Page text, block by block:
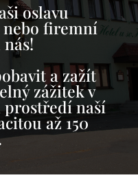
oslavu
nebo firemní
a zažít
zážitek v
prostředí naší
až 150